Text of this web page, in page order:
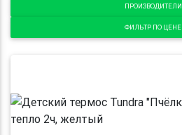
ПРОИЗВОДИТЕЛИ
ФИЛЬТР ПО ЦЕНЕ